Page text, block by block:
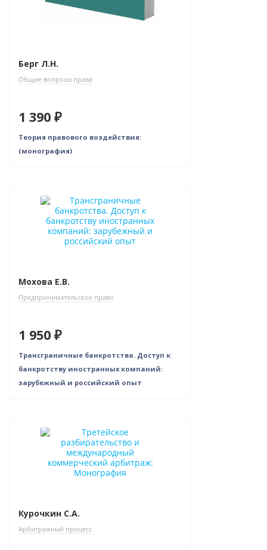
Берг Л.Н.
Общие вопросы права
1 390 ₽
Теория правового воздействия:
(монография)
Новинка
Мохова Е.В.
Предпринимательское право
1 950 ₽
Трансграничные банкротства. Доступ к
банкротству иностранных компаний:
зарубежный и российский опыт
Новинка
Курочкин С.А.
Арбитражный процесс